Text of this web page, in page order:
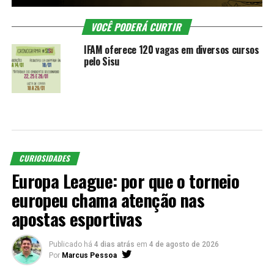
VOCÊ PODERÁ CURTIR
IFAM oferece 120 vagas em diversos cursos
pelo Sisu
CURIOSIDADES
Europa League: por que o torneio
europeu chama atenção nas
apostas esportivas
Publicado há 4 dias atrás em 4 de agosto de 2026
Por Marcus Pessoa